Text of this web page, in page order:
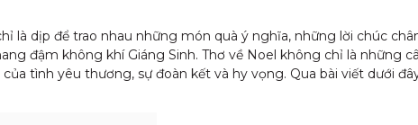
là dịp để trao nhau những món quà ý nghĩa, những lời chúc
đậm không khí Giáng Sinh. Thơ về Noel không chỉ là những
tình yêu thương, sự đoàn kết và hy vọng. Qua bài viết dưới